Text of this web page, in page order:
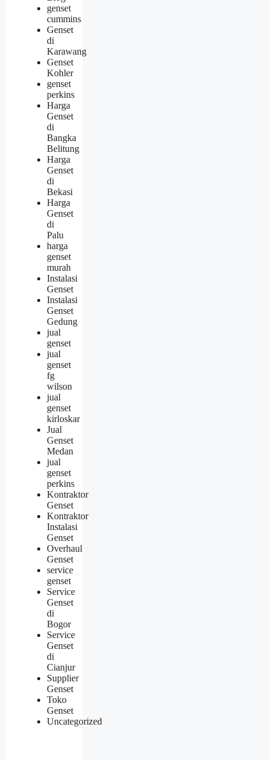
genset
cummins
Genset
di
Karawang
Genset
Kohler
genset
perkins
Harga
Genset
di
Bangka
Belitung
Harga
Genset
di
Bekasi
Harga
Genset
di
Palu
harga
genset
murah
Instalasi
Genset
Instalasi
Genset
Gedung
jual
genset
jual
genset
fg
wilson
jual
genset
kirloskar
Jual
Genset
Medan
jual
genset
perkins
Kontraktor
Genset
Kontraktor
Instalasi
Genset
Overhaul
Genset
service
genset
Service
Genset
di
Bogor
Service
Genset
di
Cianjur
Supplier
Genset
Toko
Genset
Uncategorized